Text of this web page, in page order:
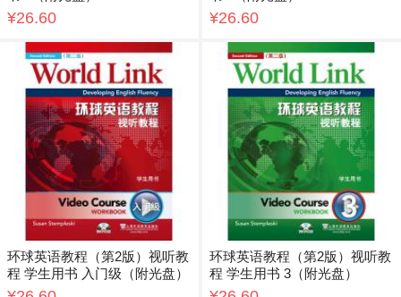
¥26.60 ¥26.60
环球英语教程（第2版）视听教
程 学生用书 入门级（附光盘）
环球英语教程（第2版）视听教
程 学生用书 3（附光盘）